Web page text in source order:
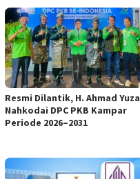
Resmi Dilantik, H. Ahmad
Nahkodai DPC PKB Kampar
Periode 2026–2031